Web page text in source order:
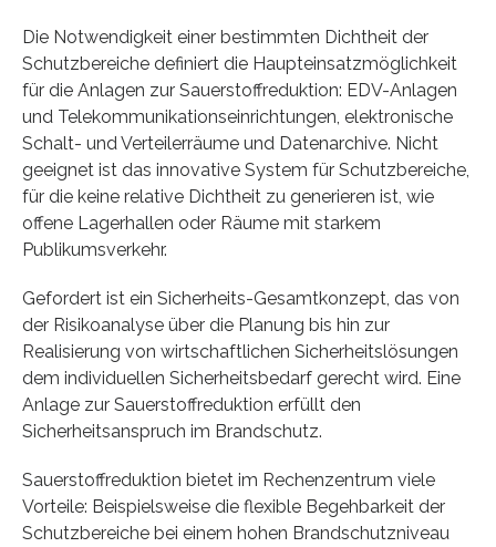
Die Notwendigkeit einer bestimmten Dichtheit der
Schutzbereiche definiert die Haupteinsatzmöglichkeit
für die Anlagen zur Sauerstoffreduktion: EDV-Anlagen
und Telekommunikationseinrichtungen, elektronische
Schalt- und Verteilerräume und Datenarchive. Nicht
geeignet ist das innovative System für Schutzbereiche,
für die keine relative Dichtheit zu generieren ist, wie
offene Lagerhallen oder Räume mit starkem
Publikumsverkehr.
Gefordert ist ein Sicherheits-Gesamtkonzept, das von
der Risikoanalyse über die Planung bis hin zur
Realisierung von wirtschaftlichen Sicherheitslösungen
dem individuellen Sicherheitsbedarf gerecht wird. Eine
Anlage zur Sauerstoffreduktion erfüllt den
Sicherheitsanspruch im Brandschutz.
Sauerstoffreduktion bietet im Rechenzentrum viele
Vorteile: Beispielsweise die flexible Begehbarkeit der
Schutzbereiche bei einem hohen Brandschutzniveau